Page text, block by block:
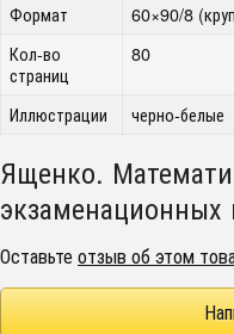
Формат
60×90/8
Кол-во
страниц
80
Иллюстрации черно-белые
Ященко.
Оставьтеотзыв об этом